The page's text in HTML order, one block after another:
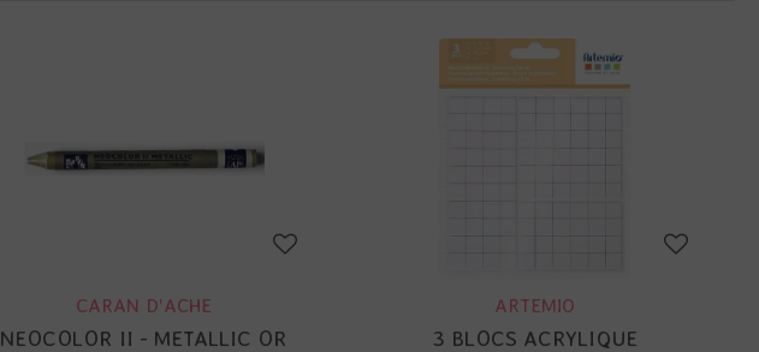
CARAN D'ACHE
NEOCOLOR II - METALLIC OR
ARTEMIO
3 BLOCS ACRYLIQUE